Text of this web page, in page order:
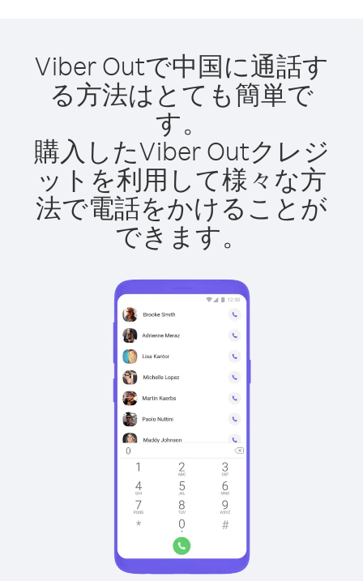
Viber Outで中国に通話す
る方法はとても簡単で
す。
購入したViber Outクレジ
ットを利用して様々な方
法で電話をかけることが
できます。